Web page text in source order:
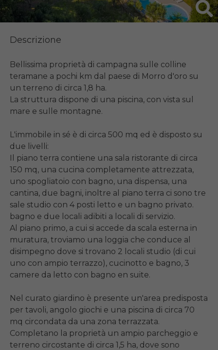
Descrizione
Bellissima proprietà di campagna sulle colline
teramane a pochi km dal paese di Morro d'oro su
un terreno di circa 1,8 ha.
La struttura dispone di una piscina, con vista sul
mare e sulle montagne.
L'immobile in sé è di circa 500 mq ed è disposto su
due livelli:
Il piano terra contiene una sala ristorante di circa
150 mq, una cucina completamente attrezzata,
uno spogliatoio con bagno, una dispensa, una
cantina, due bagni, inoltre al piano terra ci sono tre
sale studio con 4 posti letto e un bagno privato.
bagno e due locali adibiti a locali di servizio.
Al piano primo, a cui si accede da scala esterna in
muratura, troviamo una loggia che conduce al
disimpegno dove si trovano 2 locali studio (di cui
uno con ampio terrazzo), cucinotto e bagno, 3
camere da letto con bagno en suite.
Nel curato giardino è presente un'area predisposta
per tavoli, angolo giochi e una piscina di circa 70
mq circondata da una zona terrazzata.
Completano la proprietà un ampio parcheggio e
terreno circostante di circa 1,5 ha, dove sono